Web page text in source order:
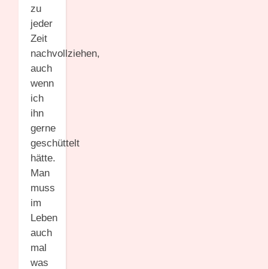
zu
jeder
Zeit
nachvollziehen,
auch
wenn
ich
ihn
gerne
geschüttelt
hätte.
Man
muss
im
Leben
auch
mal
was